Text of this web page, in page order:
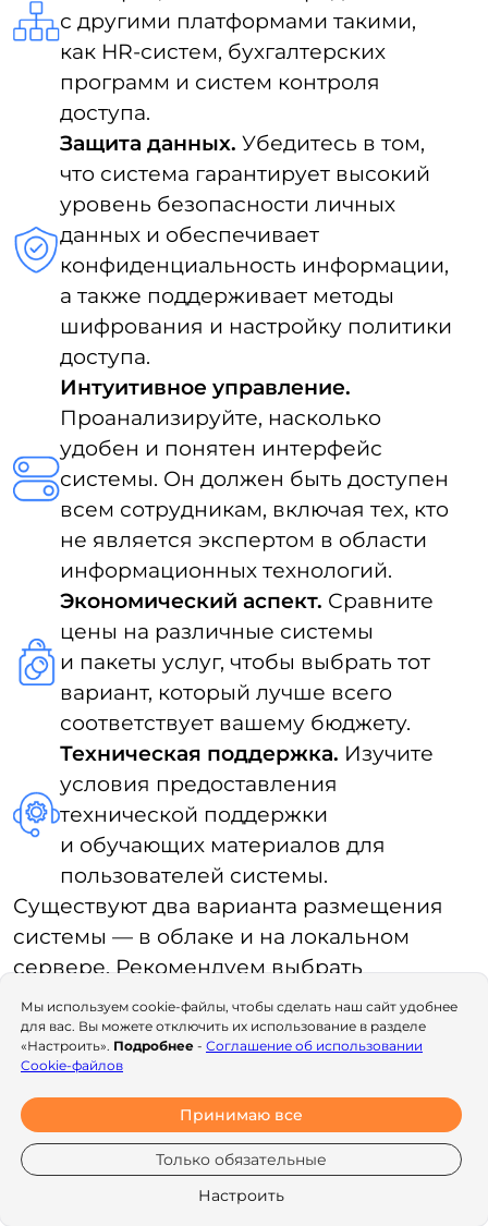
документообороту, где должен
быть детально проработан процесс
интеграции ЭДО:
Подробный план внедрения.
Процедура обучения
работников.
Дедлайны на согласование
документации.
4.Перечень документов, которые
должны быть напечатаны.
Приказ по организации рабочего
процесса с электронными
документами, в котором
необходимо указать:
Наименование системы.
Порядок получения доступа
к программе.
Перечень документов,
которые подлежат ЭП.
Сотрудники, участвующие
в процессах КЭДО.
Сроки, в которые подлежит
уведомить работников.
Дедлайны для перехода.
Помимо этот потребуется
выпустить уведомление для
сотрудников о внедрении КЭДО
и согласие на переход, которое
может дублировать информацию
из уведомления.
➞Настроить доступы к системе
Доступы к системе зависят от самого
решения и его возможностей. Есть
облачные решения и тогда ваши
сотрудники заходят на специальный сайт
Мы используем cookie-файлы, чтобы сделать наш сайт удобнее
для вас. Вы можете отключить их использование в разделе
«Настроить». Подробнее - Соглашение об использовании
Cookie-файлов
Принимаю все
Только обязательные
Настроить